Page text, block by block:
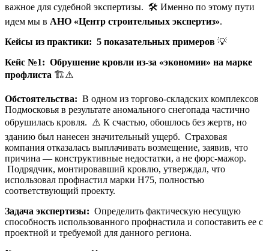
важное для судебной экспертизы. 🛠️ Именно по этому пути
идем мы в АНО «Центр строительных экспертиз».
Кейсы из практики: 5 показательных примеров 💡
Кейс №1: Обрушение кровли из-за «экономии» на марке
профлиста 🏗️⚠️
Обстоятельства: В одном из торгово-складских комплексов
Подмосковья в результате аномального снегопада частично
обрушилась кровля. ⚠️ К счастью, обошлось без жертв, но
зданию был нанесен значительный ущерб. Страховая
компания отказалась выплачивать возмещение, заявив, что
причина — конструктивные недостатки, а не форс-мажор.
Подрядчик, монтировавший кровлю, утверждал, что
использовал профнастил марки Н75, полностью
соответствующий проекту.
Задача экспертизы: Определить фактическую несущую
способность использованного профнастила и сопоставить ее с
проектной и требуемой для данного региона.